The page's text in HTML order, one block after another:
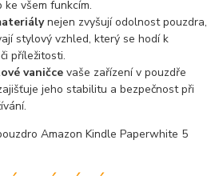
všem funkcím.
nejen zvyšují odolnost pouzdra,
stylový vzhled, který se hodí k
příležitosti.
vaničce vaše zařízení v pouzdře
jeho stabilitu a bezpečnost při